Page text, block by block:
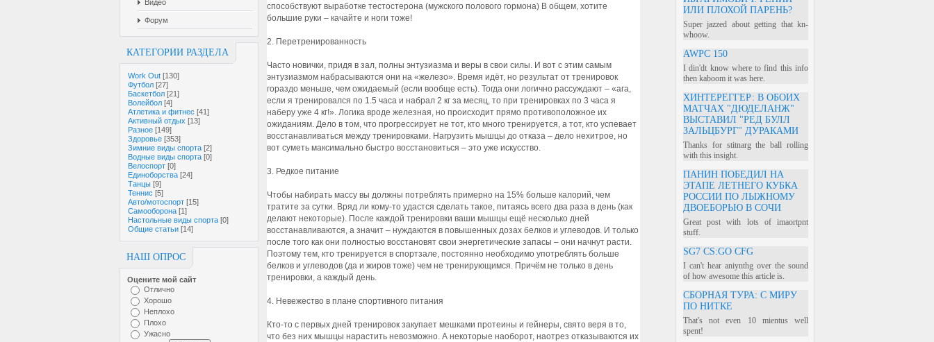
Видео
Форум
КАТЕГОРИИ РАЗДЕЛА
Work Out [130]
Футбол [27]
Баскетбол [21]
Волейбол [4]
Атлетика и фитнес [41]
Активный отдых [13]
Разное [149]
Здоровье [353]
Зимние виды спорта [2]
Водные виды спорта [0]
Велоспорт [0]
Единоборства [24]
Танцы [9]
Теннис [5]
Авто/мотоспорт [15]
Самооборона [1]
Настольные виды спорта [0]
Общие статьи [14]
НАШ ОПРОС
Оцените мой сайт
Отлично
Хорошо
Неплохо
Плохо
Ужасно
ИЛИ ПЛОХОЙ ПАРЕНЬ?
Super jazzed about getting that kn-
whoow.
AWPC 150
I din'dt know where to find this info
then kaboom it was here.
ХИНТЕРЕГГЕР: В ОБОИХ
МАТЧАХ "ДЮДЕЛАНЖ"
ВЫСТАВИЛ "РЕД БУЛЛ
ЗАЛЬЦБУРГ" ДУРАКАМИ
Thanks for stitnarg the ball rolling
with this insight.
ПАНИН ПОБЕДИЛ НА
ЭТАПЕ ЛЕТНЕГО КУБКА
РОССИИ ПО ЛЫЖНОМУ
ДВОЕБОРЬЮ В СОЧИ
Great post with lots of imaortpnt
stuff.
SG7 CS:GO CFG
I can't hear aniynthg over the sound
of how awesome this article is.
СБОРНАЯ ТУРА: С МИРУ
ПО НИТКЕ
That's not even 10 mientus well
spent!
способствуют выработке тестостерона (мужского полового гормона) В общем, хотите
большие руки – качайте и ноги тоже!
2. Перетренированность
Часто новички, придя в зал, полны энтузиазма и веры в свои силы. И вот с этим самым
энтузиазмом набрасываются они на «железо». Время идёт, но результат от тренировок
гораздо меньше, чем ожидаемый (если вообще есть). Тогда они логично рассуждают – «ага,
если я тренировался по 1.5 часа и набрал 2 кг за месяц, то при тренировках по 3 часа я
наберу уже 4 кг!». Логика вроде железная, но происходит прямо противоположное их
ожиданиям. Дело в том, что прогрессирует не тот, кто много тренируется, а тот, кто успевает
восстанавливаться между тренировками. Нагрузить мышцы до отказа – дело нехитрое, но
вот суметь максимально быстро восстановиться – это уже искусство.
3. Редкое питание
Чтобы набирать массу вы должны потреблять примерно на 15% больше калорий, чем
тратите за сутки. Вряд ли кому-то удастся сделать такое, питаясь всего два раза в день (как
делают некоторые). После каждой тренировки ваши мышцы ещё несколько дней
восстанавливаются, а значит – нуждаются в повышенных дозах белков и углеводов. И только
после того как они полностью восстановят свои энергетические запасы – они начнут расти.
Поэтому тем, кто тренируется в спортзале, постоянно необходимо употреблять больше
белков и углеводов (да и жиров тоже) чем не тренирующимся. Причём не только в день
тренировки, а каждый день.
4. Невежество в плане спортивного питания
Кто-то с первых дней тренировок закупает мешками протеины и гейнеры, свято веря в то,
что без них мышцы нарастить невозможно. А некоторые наоборот, наотрез отказываются их